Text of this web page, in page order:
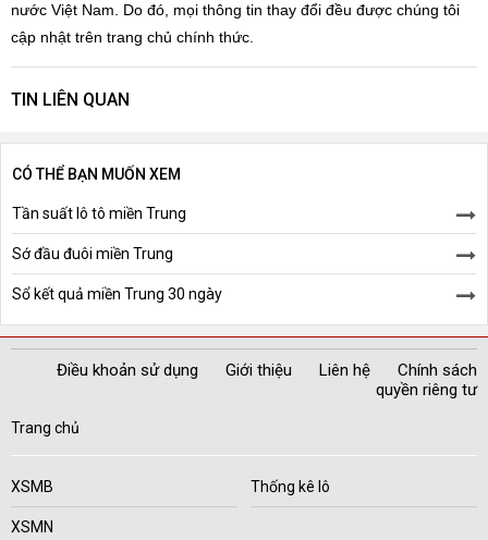
nước Việt Nam. Do đó, mọi thông tin thay đổi đều được chúng tôi
cập nhật trên trang chủ chính thức.
TIN LIÊN QUAN
CÓ THỂ BẠN MUỐN XEM
Tần suất lô tô miền Trung
Sớ đầu đuôi miền Trung
Sổ kết quả miền Trung 30 ngày
Điều khoản sử dụng Giới thiệu Liên hệ
Chính sách
quyền riêng tư
Trang chủ
XSMB
XSMN
Thống kê lô